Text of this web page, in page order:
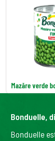
Mazăre verde
Bonduelle,
Bonduelle